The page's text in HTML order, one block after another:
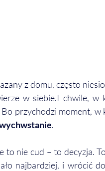
z domu, często
w siebie.I chwile, w
przychodzi moment, w
.
nie cud – to decyzja.
najbardziej, i wrócić